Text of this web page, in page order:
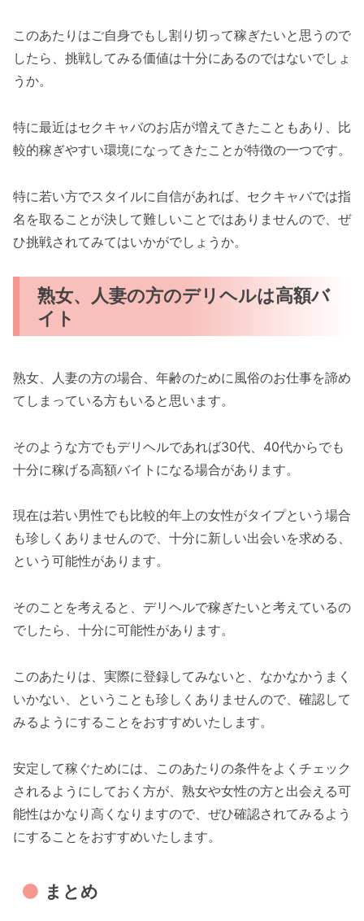
このあたりはご自身でもし割り切って稼ぎたいと思うので
したら、挑戦してみる価値は十分にあるのではないでしょ
うか。
特に最近はセクキャバのお店が増えてきたこともあり、比
較的稼ぎやすい環境になってきたことが特徴の一つです。
特に若い方でスタイルに自信があれば、セクキャバでは指
名を取ることが決して難しいことではありませんので、ぜ
ひ挑戦されてみてはいかがでしょうか。
熟女、人妻の方のデリヘルは高額バ
イト
熟女、人妻の方の場合、年齢のために風俗のお仕事を諦め
てしまっている方もいると思います。
そのような方でもデリヘルであれば30代、40代からでも
十分に稼げる高額バイトになる場合があります。
現在は若い男性でも比較的年上の女性がタイプという場合
も珍しくありませんので、十分に新しい出会いを求める、
という可能性があります。
そのことを考えると、デリヘルで稼ぎたいと考えているの
でしたら、十分に可能性があります。
このあたりは、実際に登録してみないと、なかなかうまく
いかない、ということも珍しくありませんので、確認して
みるようにすることをおすすめいたします。
安定して稼ぐためには、このあたりの条件をよくチェック
されるようにしておく方が、熟女や女性の方と出会える可
能性はかなり高くなりますので、ぜひ確認されてみるよう
にすることをおすすめいたします。
まとめ